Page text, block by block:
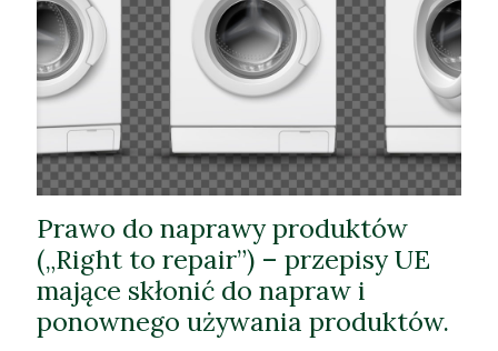
Prawo do naprawy produktów
(„Right to repair”) – przepisy UE
mające skłonić do napraw i
ponownego używania produktów.